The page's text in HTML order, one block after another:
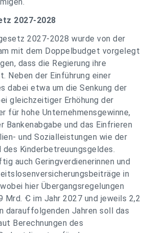
2027-2028
2027-2028 wurde von der
mit dem Doppelbudget vorgelegt
dass die Regierung ihre
Neben der Einführung einer
dabei etwa um die Senkung der
gleichzeitiger Erhöhung der
für hohe Unternehmensgewinne,
Bankenabgabe und das Einfrieren
und Sozialleistungen wie der
des Kinderbetreuungsgeldes.
auch Geringverdienerinnen und
in
hier Übergangsregelungen
Mrd. Ꞓ im Jahr 2027 und jeweils 2,2
darauffolgenden Jahren soll das
Berechnungen des